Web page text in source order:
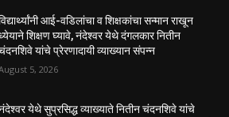
आई-वडिलांचा व शिक्षकांचा सन्मान राखून
शिक्षण घ्यावे, नंदेश्वर येथे दंगलकार नितीन
यांचे प्रेरणादायी व्याख्यान संपन्न
5, 2026
येथे सुप्रसिद्ध व्याख्याते नितीन चंदनशिवे यांचे